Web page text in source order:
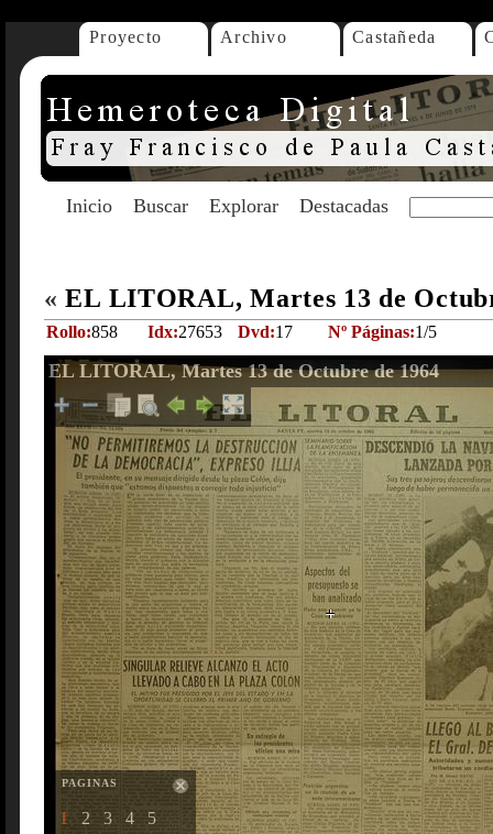
Proyecto Archivo Castañeda
Inicio Buscar Explorar Destacadas
« EL LITORAL, Martes 13 de
Rollo:858 Idx:27653 Dvd:17 Nº Páginas:1/5
EL LITORAL, Martes 13 de Octubre de 1964
PAGINAS
1 2 3 4 5